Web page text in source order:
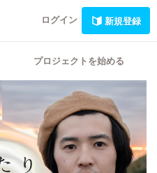
ログイン 新規登録
プロジェクトを始める